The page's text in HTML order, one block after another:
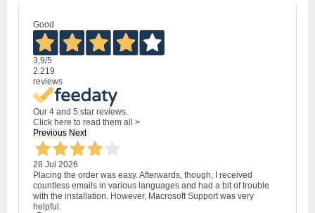
Good
3,9/5
2.219
reviews
Our 4 and 5 star reviews.
Click here to read them all >
Previous Next
28 Jul 2026
Placing the order was easy. Afterwards, though, I received
countless emails in various languages and had a bit of trouble
with the installation. However, Macrosoft Support was very
helpful.